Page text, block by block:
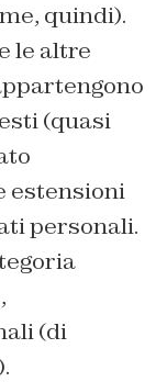
quindi).
le altre
(quasi
estensioni
personali.
(di